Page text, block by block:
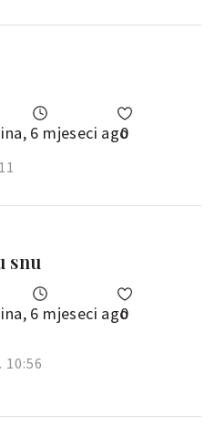
6 mjeseci ago
0
snu
6 mjeseci ago
0
10:56